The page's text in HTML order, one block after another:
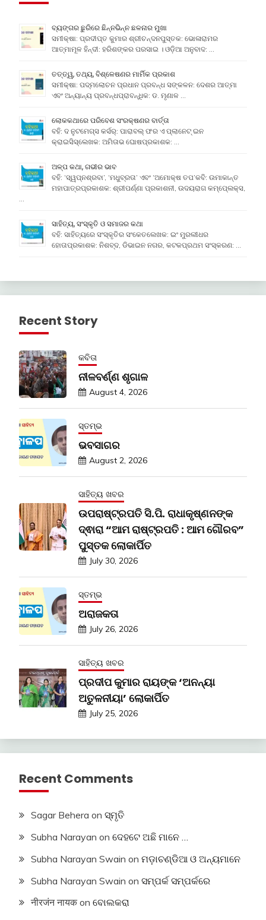
ବ୍ୟଙ୍ଗର ଛୁରିରେ ଛିନ୍ନଭିନ୍ନ ଛଳନାର ମୁଖା
ସମୀକ୍ଷା: ପ୍ରଦୀପ୍ତ କୁମାର ଶ୍ରୀଚନ୍ଦନପୁସ୍ତକ: ଭୋଳାରାମର
ଆତ୍ମାମୂଳ ହିନ୍ଦୀ: ହରିଶଙ୍କର ପରସାଇ । ଓଡ଼ିଆ ଅନୁବାଦ: …
ତତ୍ତ୍ୱ, ତଥ୍ୟ, ବିଶ୍ଳେଷଣର ମାର୍ମିକ ପ୍ରକାଶ
ସମୀକ୍ଷା: ପଦ୍ମଲୋଚନ ପ୍ରଧାନ ପ୍ରବନ୍ଧ ସଙ୍କଳନ: ଦେଶର ଆତ୍ମା
ଏବଂ ଅନ୍ୟାନ୍ୟ ପ୍ରବନ୍ଧପ୍ରାବନ୍ଧିକ: ଡ. ମୃଣାଳ …
ଲୋକକଥାରେ ପରିବେଶ ସଂରକ୍ଷଣର ବାର୍ତ୍ତା
ବହି: ଦ ନୁଟମେଗ୍ସ କର୍ସର୍: ପାରାବଲ୍ ଫର ଏ ପ୍ଲାନେଟ୍ ଇନ
କ୍ରାଇସିସ୍ଲେଖକ: ଅମିତାଭ ଘୋଷପ୍ରକାଶକ: …
ଅଳ୍ପ କଥା, ଗଭୀର ଭାବ
ବହି: ‘ସ୍ୱପ୍ନଶ୍ରବା’, ‘ମଧୁବ୍ରତା’ ଏବଂ ‘ଅମୋକ୍ଷ ତପ’କବି: ଉମାକାନ୍ତ
ମହାପାତ୍ରପ୍ରକାଶକ: ଶ୍ରୀପର୍ଣ୍ଣା ପ୍ରକାଶନୀ, ଉଦୟରାଗ କମ୍ପେ୍ଲକ୍ସ,
…
ସାହିତ୍ୟ, ସଂସ୍କୃତି ଓ ସମାଜର କଥା
ବହି: ସାହିତ୍ୟରେ ସଂସ୍କୃତିର ସଂକେତଲେଖକ: ଇଂ ମୁରଲୀଧର
ହୋତାପ୍ରକାଶକ: ନିଶବ୍ଦ, ଡିଭାଇନ ନଗର, କଟକପ୍ରଥମ ସଂସ୍କରଣ: …
Recent Story
କବିତା
ନୀଳବର୍ଣ୍ଣ ଶୃଗାଳ
August 4, 2026
ସ୍ତମ୍ଭ
ଭବସାଗର
August 2, 2026
ସାହିତ୍ୟ ଖବର
ଉପରାଷ୍ଟ୍ରପତି ସି.ପି. ରାଧାକୃଷ୍ଣନଙ୍କ
ଦ୍ଵାରା “ଆମ ରାଷ୍ଟ୍ରପତି : ଆମ ଗୌରବ”
ପୁସ୍ତକ ଲୋକାର୍ପିତ
July 30, 2026
ସ୍ତମ୍ଭ
ଅରାଜକତା
July 26, 2026
ସାହିତ୍ୟ ଖବର
ପ୍ରଦୀପ କୁମାର ରାୟଙ୍କ ‘ଅନନ୍ୟା
ଅତୁଳନୀୟା’ ଲୋକାର୍ପିତ
July 25, 2026
Recent Comments
Sagar Behera on ସ୍ମୃତି
Subha Narayan on ଦେହଟେ ଅଛି ମାନେ …
Subha Narayan Swain on ମଡ଼ାଚଣ୍ଡିଆ ଓ ଅନ୍ୟମାନେ
Subha Narayan Swain on ସମ୍ପର୍କ ସମ୍ପର୍କରେ
नीरजंन नायक on ବୋଲକରା